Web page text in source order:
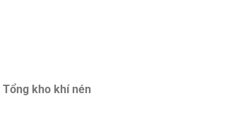
Tổng kho khí nén